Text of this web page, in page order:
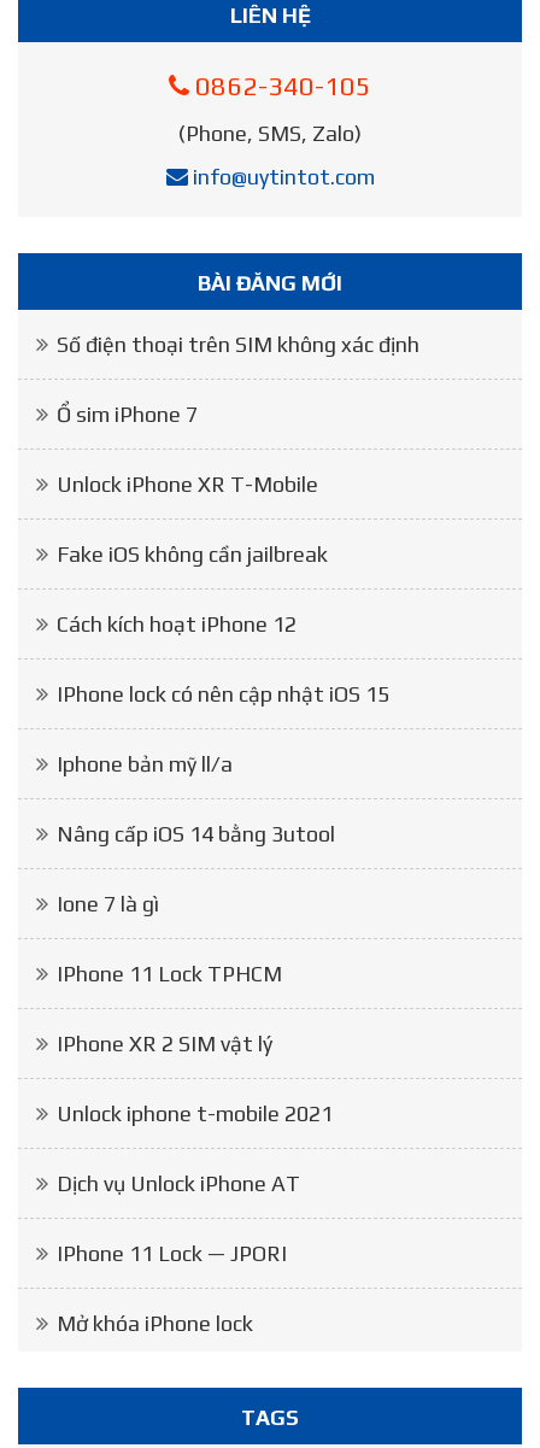
LIÊN HỆ
0862-340-105
(Phone, SMS, Zalo)
info@uytintot.com
BÀI ĐĂNG MỚI
Số điện thoại trên SIM không xác định
Ổ sim iPhone 7
Unlock iPhone XR T-Mobile
Fake iOS không cần jailbreak
Cách kích hoạt iPhone 12
IPhone lock có nên cập nhật iOS 15
Iphone bản mỹ ll/a
Nâng cấp iOS 14 bằng 3utool
Ione 7 là gì
IPhone 11 Lock TPHCM
IPhone XR 2 SIM vật lý
Unlock iphone t-mobile 2021
Dịch vụ Unlock iPhone AT
IPhone 11 Lock — JPORI
Mở khóa iPhone lock
TAGS